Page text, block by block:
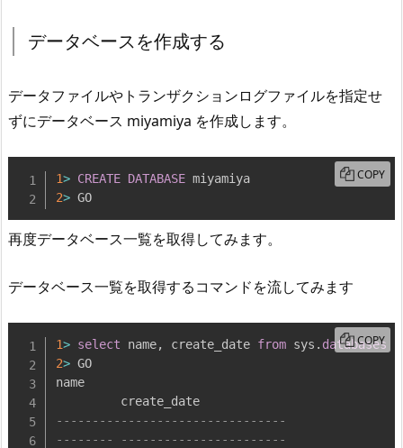
データベースを作成する
データファイルやトランザクションログファイルを指定せ
ずにデータベース miyamiya を作成します。
1> CREATE DATABASE
2> GO
COPY
再度データベース一覧を取得してみます。
データベース一覧を取得するコマンドを流してみます
1> select name, create_date from sys . databases
2> GO
name
--------------------------------
-------- -----------------------
COPY